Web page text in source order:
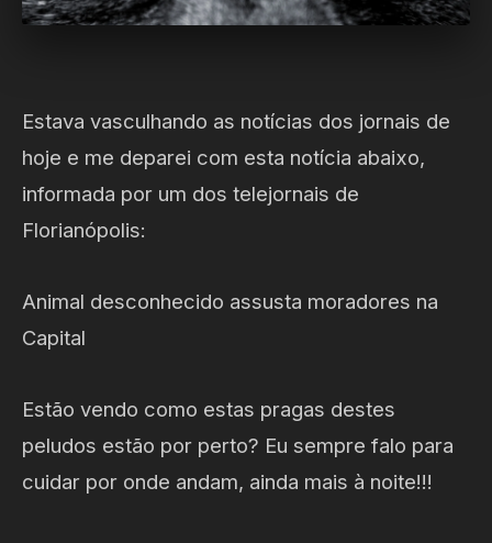
Estava vasculhando as notícias dos jornais de
hoje e me deparei com esta notícia abaixo,
informada por um dos telejornais de
Florianópolis:
Animal desconhecido assusta moradores na
Capital
Estão vendo como estas pragas destes
peludos estão por perto? Eu sempre falo para
cuidar por onde andam, ainda mais à noite!!!